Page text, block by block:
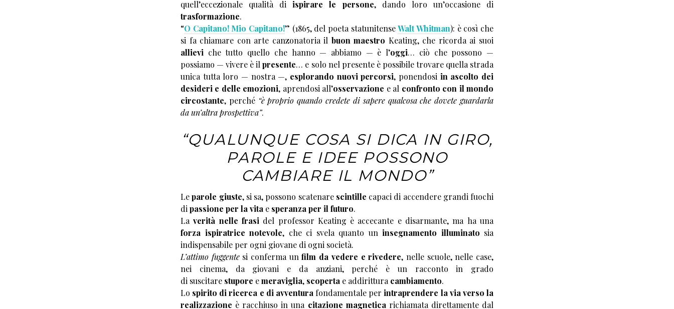
quell’eccezionale qualità diispirare le persone, dando loro un’occasione di
trasformazione.
“O Capitano! Mio Capitano!” (1865, del poeta statunitenseWalt Whitman): è così che
si fa chiamare con arte canzonatoria il buon maestro Keating, che ricorda ai suoi
allievi che tutto quello che hanno — abbiamo — è l’oggi… ciò che possono —
possiamo — vivere è ilpresente… e solo nel presente è possibile trovare quella strada
unica tutta loro — nostra —, esplorando nuovi percorsi, ponendosi in ascolto dei
desideri e delle emozioni, aprendosi all’osservazione e al confronto con il mondo
circostante, perché “è proprio quando credete di sapere qualcosa che dovete guardarla
da un’altra prospettiva”.
“QUALUNQUE COSA SI DICA IN GIRO,
PAROLE E IDEE POSSONO
CAMBIARE IL MONDO”
Leparole giuste, si sa, possono scatenarescintille capaci di accendere grandi fuochi
di passione per la vita e speranza per il futuro.
Laverità nelle frasi del professor Keating è accecante e disarmante, ma ha una
forza ispiratrice notevole, che ci svela quanto un insegnamento illuminato sia
indispensabile per ogni giovane di ogni società.
L’attimo fuggentesi conferma unfilm da vedere e rivedere, nelle scuole, nelle case,
nei cinema, da giovani e da anziani, perché è un racconto in grado
di suscitare stupore emeraviglia, scoperta e addirittura cambiamento.
Lo spirito di ricerca e di avventura fondamentale perintraprendere la via verso la
realizzazione è racchiuso in una citazione magnetica richiamata direttamente dal